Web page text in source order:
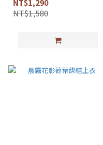
NT$1,290
NT$1,580